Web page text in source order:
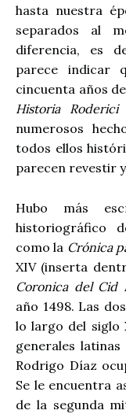
hasta nuestra
separados al
diferencia, es
parece indicar
cincuenta años
Historia Roderici
numerosos
todos ellos
parecen revestir
Hubo más
historiográfico
como la Crónica
XIV (inserta
Coronica del Cid
año 1498. Las
lo largo del siglo
generales
Rodrigo Díaz
Se le encuentra
de la segunda